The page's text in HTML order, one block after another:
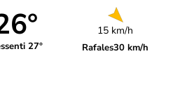
27°
15 km/h
Rafales30 km/h